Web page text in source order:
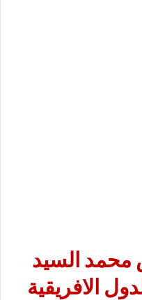
محمد السيد
الافريقية